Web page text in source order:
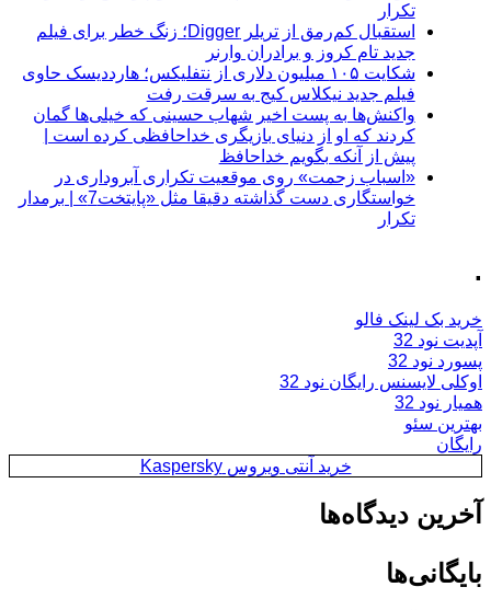
تکرار
استقبال کم‌رمق از تریلر Digger؛ زنگ خطر برای فیلم
جدید تام کروز و برادران وارنر
شکایت ۱۰۵ میلیون دلاری از نتفلیکس؛ هارددیسک حاوی
فیلم جدید نیکلاس کیج به سرقت رفت
واکنش‌ها به پست اخیر شهاب حسینی که خیلی‌ها گمان
کردند که او از دنیای بازیگری خداحافظی کرده است |
پیش از آنکه بگویم خداحافظ
«اسباب زحمت» روی موقعیت تکراری آبروداری در
خواستگاری دست گذاشته دقیقا مثل «پایتخت7» | برمدار
تکرار
.
خرید بک لینک فالو
آپدیت نود 32
پسورد نود 32
اوکلی لایسنس رایگان نود 32
همیار نود 32
بهترین سئو
رایگان
خرید آنتی ویروس Kaspersky
آخرین دیدگاه‌ها
بایگانی‌ها